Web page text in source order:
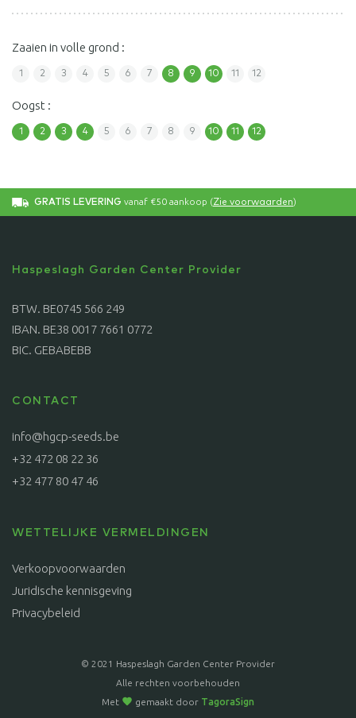
Zaaien in volle grond :
1 2 3 4 5 6 7 8 9 10 11 12
Oogst :
1 2 3 4 5 6 7 8 9 10 11 12
GRATIS LEVERING vanaf €50 aankoop (Zie voorwaarden)
Haspeslagh Garden Center Provider
BTW. BE0745 566 249
IBAN. BE38 0017 7661 0772
BIC. GEBABEBB
CONTACT
info@hgcp-seeds.be
+32 472 08 22 36
+32 477 80 47 46
WETTELIJKE VERMELDINGEN
Verkoopvoorwaarden
Juridische kennisgeving
Privacybeleid
© 2021 Haspeslagh Garden Center Provider
Alle rechten voorbehouden
Met
gemaakt door TagoraSign